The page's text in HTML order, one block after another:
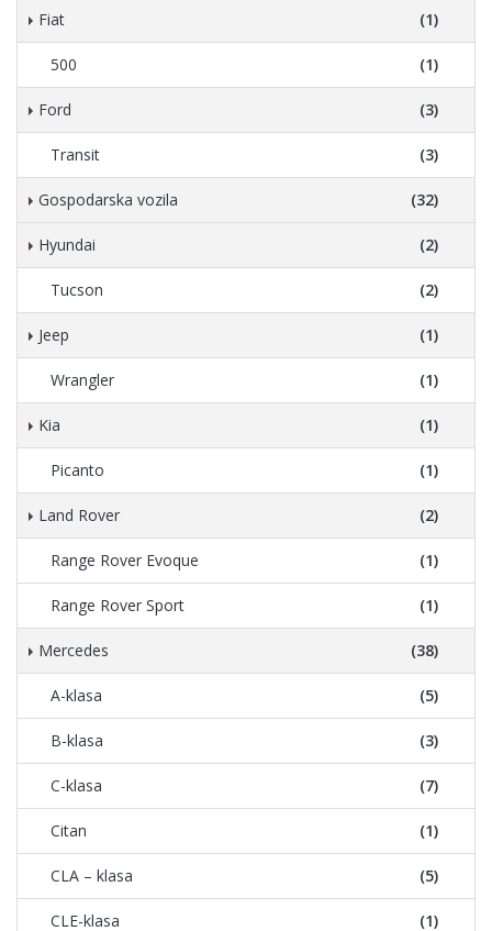
Fiat (1)
500 (1)
Ford (3)
Transit (3)
Gospodarska vozila (32)
Hyundai (2)
Tucson (2)
Jeep (1)
Wrangler (1)
Kia (1)
Picanto (1)
Land Rover (2)
Range Rover Evoque (1)
Range Rover Sport (1)
Mercedes (38)
A-klasa (5)
B-klasa (3)
C-klasa (7)
Citan (1)
CLA – klasa (5)
CLE-klasa (1)